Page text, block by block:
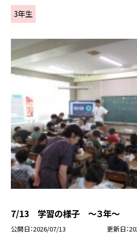
3年生
7/13 学習の様子 ～３年～
公開日 2026/07/13 更新日